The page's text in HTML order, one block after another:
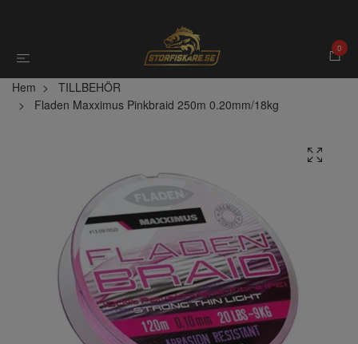
0
Hem
TILLBEHÖR
Fladen Maxximus Pinkbraid 250m 0.20mm/18kg